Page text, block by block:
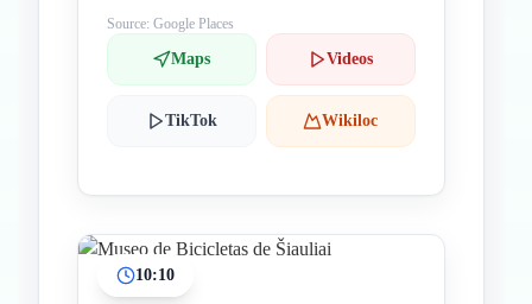
Source: Google Places
Maps Videos
TikTok Wikiloc
10:10